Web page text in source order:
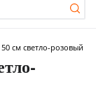
см светло-розовый